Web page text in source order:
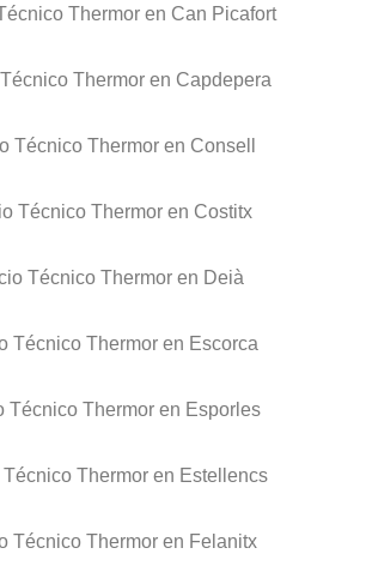
Thermor en Can Picafort
Thermor en Capdepera
Técnico Thermor en Consell
Técnico Thermor en Costitx
Técnico Thermor en Deià
Técnico Thermor en Escorca
Técnico Thermor en Esporles
Thermor en Estellencs
Técnico Thermor en Felanitx